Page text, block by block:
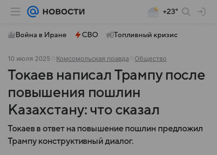
+23°
Война в Иране СВО Топливный кризис
10 июля 2025 Комсомольская правда Общество
Токаев написал Трампу после
повышения пошлин
Казахстану: что сказал
Токаев в ответ на повышение пошлин предложил
Трампу конструктивный диалог.